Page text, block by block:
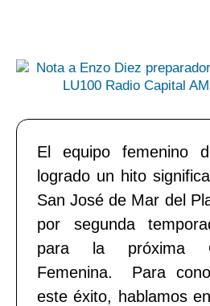
El equipo femenino
logrado un hito
San José de Mar del
por segunda
para la próxima
Femenina. Para
este éxito, hablamos